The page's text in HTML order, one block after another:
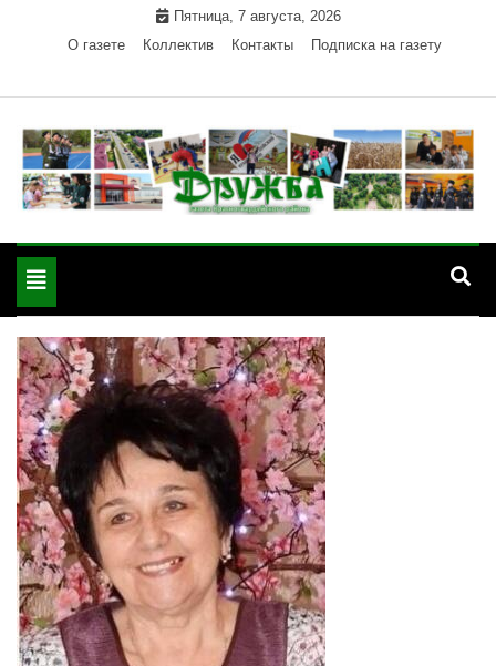
Пятница, 7 августа, 2026
О газете
Коллектив Контакты Подписка на газету
"Дружба" — газета
района РА
Красногвардейского района Республики Адыгея
Toggle
navigation